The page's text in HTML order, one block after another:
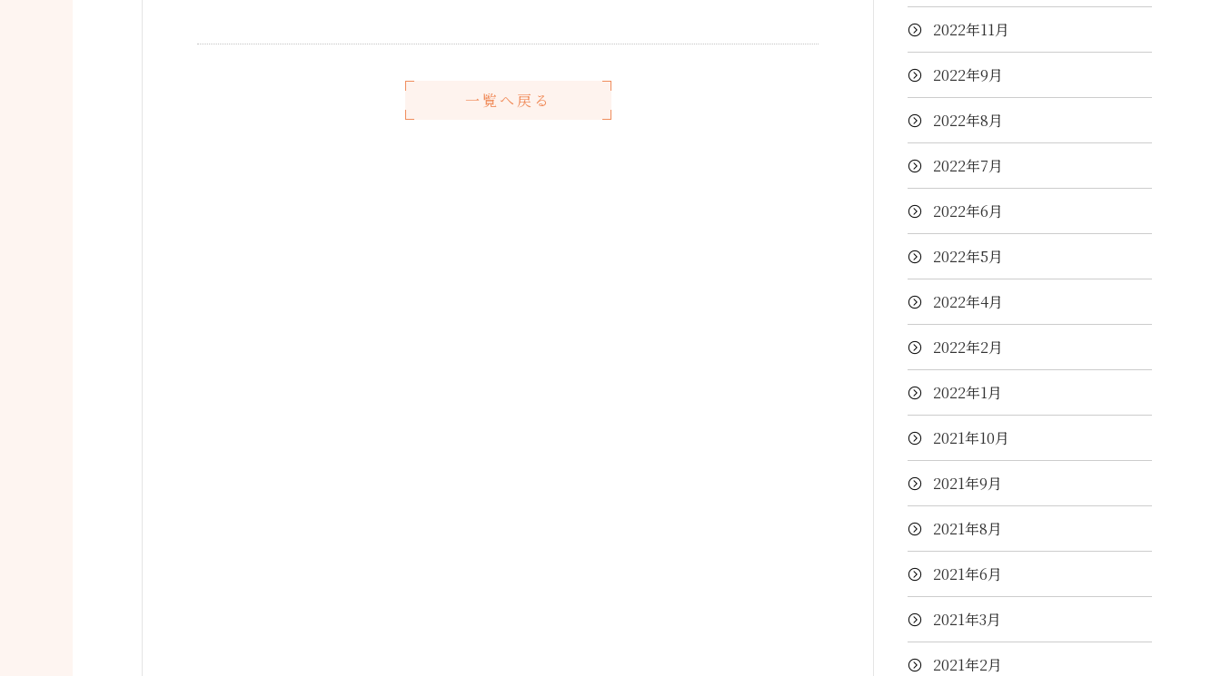
一覧へ戻る
2022年11月
2022年9月
2022年8月
2022年7月
2022年6月
2022年5月
2022年4月
2022年2月
2022年1月
2021年10月
2021年9月
2021年8月
2021年6月
2021年3月
2021年2月